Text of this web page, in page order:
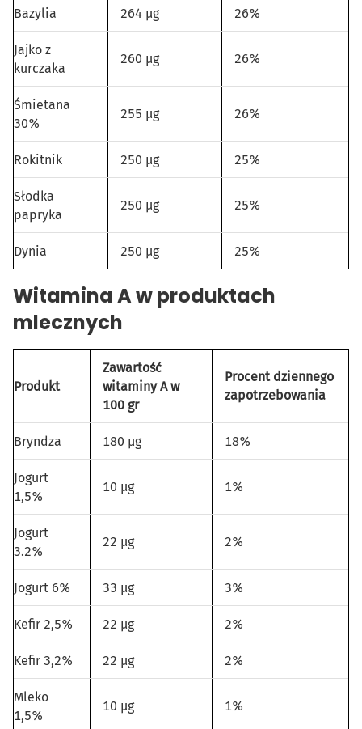
Bazylia 264 µg 26%
Jajko z
kurczaka
260 µg 26%
Śmietana
30%
255 µg 26%
Rokitnik 250 µg 25%
Słodka
papryka
250 µg 25%
Dynia 250 µg 25%
Witamina A w produktach
mlecznych
Produkt
Zawartość
witaminy A w
100 gr
Procent dziennego
zapotrzebowania
Bryndza 180 µg 18%
Jogurt
1,5%
10 µg 1%
Jogurt
3.2%
22 µg 2%
Jogurt 6% 33 µg 3%
Kefir 2,5% 22 µg 2%
Kefir 3,2% 22 µg 2%
Mleko
1,5%
10 µg 1%